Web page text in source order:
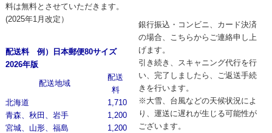
料は無料とさせていただきます。
(2025年1月改定）
配送料 例）日本郵便80サイズ
2026年版
配送地域
配送
料
北海道
1,710
青森、秋田、岩手
1,200
宮城、山形、福島
1,200
銀行振込・コンビニ、カード決済
の場合、こちらからご連絡申し上
げます。
引き続き、スキャニング代行を行
い、完了しましたら、ご返送手続
きを行います。
※大雪、台風などの天候状況によ
り、運送に遅れが生じる可能性が
ございます。